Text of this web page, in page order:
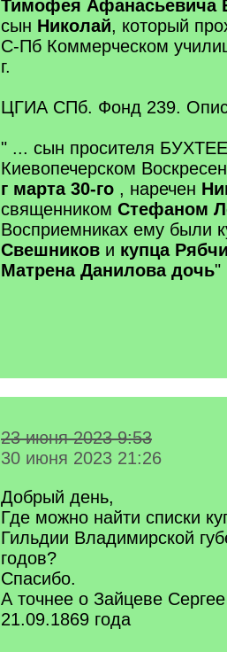
Тимофея Афанасьевича
сын Николай, который
С-Пб Коммерческом
г.
ЦГИА СПб. Фонд 239.
" ... сын просителя
Киевопечерском
г марта 30-го , наречен
священником Стефаном
Восприемниках ему были
Свешников и купца
Матрена Данилова дочь"
23 июня 2023 9:53
30 июня 2023 21:26
Добрый день,
Где можно найти списки
Гильдии Владимирской
годов?
Спасибо.
А точнее о Зайцеве
21.09.1869 года